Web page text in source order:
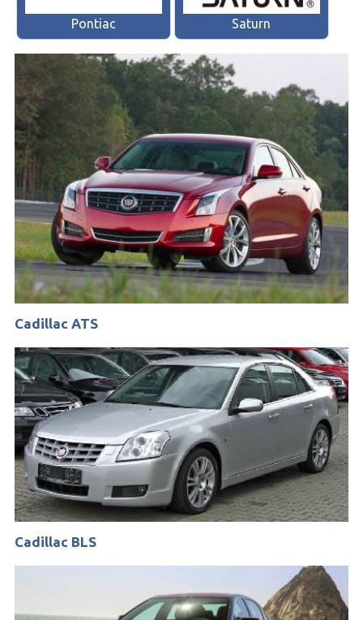
Pontiac Saturn
Cadillac ATS
Cadillac BLS